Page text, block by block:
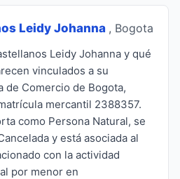
Leidy Johanna , Bogota
Leidy Johanna y qué
vinculados a su
de Comercio de Bogota,
mercantil 2388357.
como Persona Natural, se
y está asociada al
con la actividad
por menor en